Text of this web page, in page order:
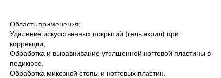
Область применения:
Удаление искусственных покрытий (гель,акрил) при
коррекции,
Обработка и выравнивание утолщенной ногтевой пластины в
педикюре,
Обработка микозной стопы и нотгевых пластин.